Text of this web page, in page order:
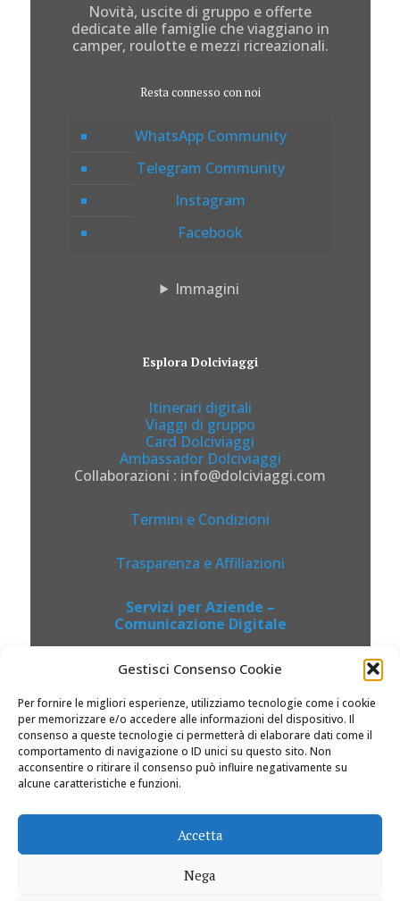
Gestisci Consenso Cookie
Per fornire le migliori esperienze, utilizziamo tecnologie come i cookie
per memorizzare e/o accedere alle informazioni del dispositivo. Il
consenso a queste tecnologie ci permetterà di elaborare dati come il
comportamento di navigazione o ID unici su questo sito. Non
acconsentire o ritirare il consenso può influire negativamente su
alcune caratteristiche e funzioni.
Accetta
Nega
Novità, uscite di gruppo e offerte
dedicate alle famiglie che viaggiano in
camper, roulotte e mezzi ricreazionali.
Resta connesso con noi
WhatsApp Community
Telegram Community
Instagram
Facebook
Immagini
Esplora Dolciviaggi
Itinerari digitali
Viaggi di gruppo
Card Dolciviaggi
Ambassador Dolciviaggi
Collaborazioni : info@dolciviaggi.com
Termini e Condizioni
Trasparenza e Affiliazioni
Servizi per Aziende –
Comunicazione Digitale